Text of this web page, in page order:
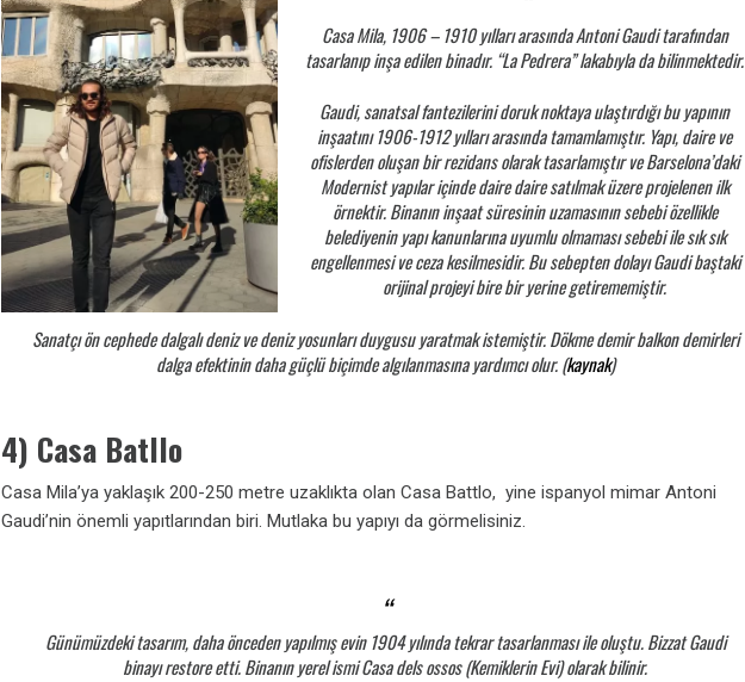
Casa Mila, 1906 – 1910 yılları arasında Antoni Gaudi tarafından
tasarlanıp inşa edilen binadır. “La Pedrera” lakabıyla da bilinmektedir.
Gaudi, sanatsal fantezilerini doruk noktaya ulaştırdığı bu yapının
inşaatını 1906-1912 yılları arasında tamamlamıştır. Yapı, daire ve
ofislerden oluşan bir rezidans olarak tasarlamıştır ve Barselona’daki
Modernist yapılar içinde daire daire satılmak üzere projelenen ilk
örnektir. Binanın inşaat süresinin uzamasının sebebi özellikle
belediyenin yapı kanunlarına uyumlu olmaması sebebi ile sık sık
engellenmesi ve ceza kesilmesidir. Bu sebepten dolayı Gaudi baştaki
orijinal projeyi bire bir yerine getirememiştir.
Sanatçı ön cephede dalgalı deniz ve deniz yosunları duygusu yaratmak istemiştir. Dökme demir balkon demirleri
dalga efektinin daha güçlü biçimde algılanmasına yardımcı olur. (kaynak)
4) Casa Batllo
Casa Mila’ya yaklaşık 200-250 metre uzaklıkta olan Casa Battlo, yine ispanyol mimar Antoni
Gaudi’nin önemli yapıtlarından biri. Mutlaka bu yapıyı da görmelisiniz.
Günümüzdeki tasarım, daha önceden yapılmış evin 1904 yılında tekrar tasarlanması ile oluştu. Bizzat Gaudi
binayı restore etti. Binanın yerel ismi Casa dels ossos (Kemiklerin Evi) olarak bilinir.